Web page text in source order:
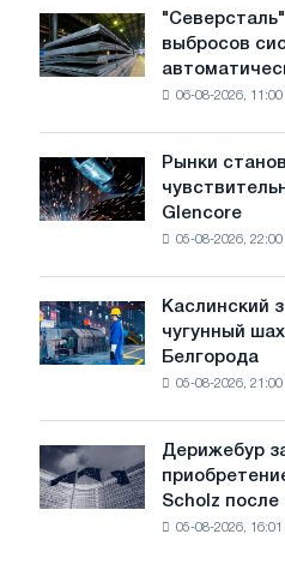
"Северсталь"
оснащает
источники
контроля
выбросов
06-08-2026, 11:00
Рынки
становятся
все
потрясениям:
Glencore
Рынки
Glencore
05-08-2026, 22:00
Каслинский
завод
изготовил
для
Белгорода
Каслинский
чугунный
Белгорода
05-08-2026, 21:00
Дерижебур
завершает
приобретение
Дерижебур
Scholz после
05-08-2026, 16:01